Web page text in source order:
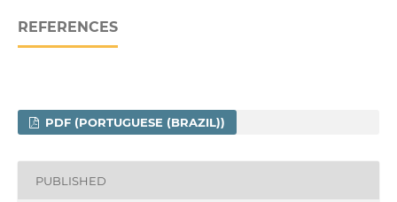
REFERENCES
PDF (PORTUGUESE (BRAZIL))
PUBLISHED